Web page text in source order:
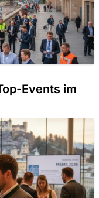
Events im